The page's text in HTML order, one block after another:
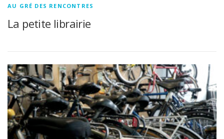
AU GRÉ DES RENCONTRES
La petite librairie